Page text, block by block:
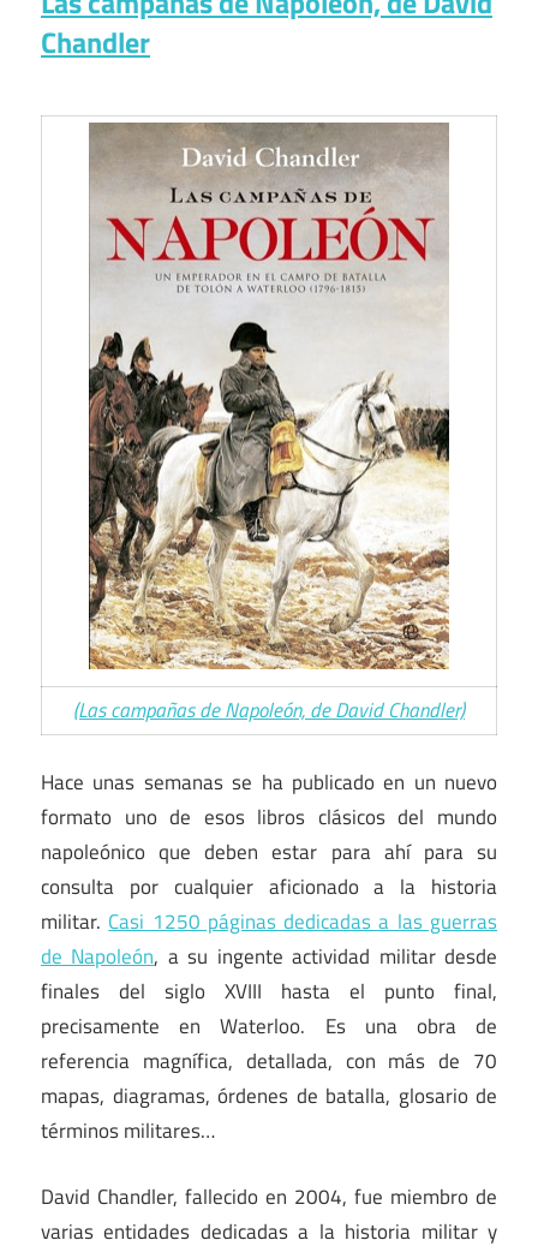
Chandler
(Las campañas de Napoleón, de David Chandler)
Hace unas semanas se ha publicado en un nuevo
formato uno de esos libros clásicos del mundo
napoleónico que deben estar para ahí para su
consulta por cualquier aficionado a la historia
militar.Casi 1250 páginas dedicadas a las guerras
de Napoleón, a su ingente actividad militar desde
finales del siglo XVIII hasta el punto final,
precisamente en Waterloo. Es una obra de
referencia magnífica, detallada, con más de 70
mapas, diagramas, órdenes de batalla, glosario de
términos militares…
David Chandler, fallecido en 2004, fue miembro de
varias entidades dedicadas a la historia militar y